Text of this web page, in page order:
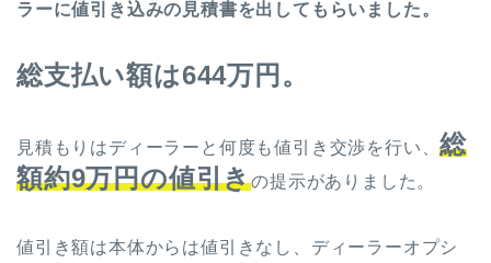
ラーに値引き込みの見積書を出してもらいました。
総支払い額は644万円。
見積もりはディーラーと何度も値引き交渉を行い、総
額約9万円の値引きの提示がありました。
値引き額は本体からは値引きなし、ディーラーオプシ